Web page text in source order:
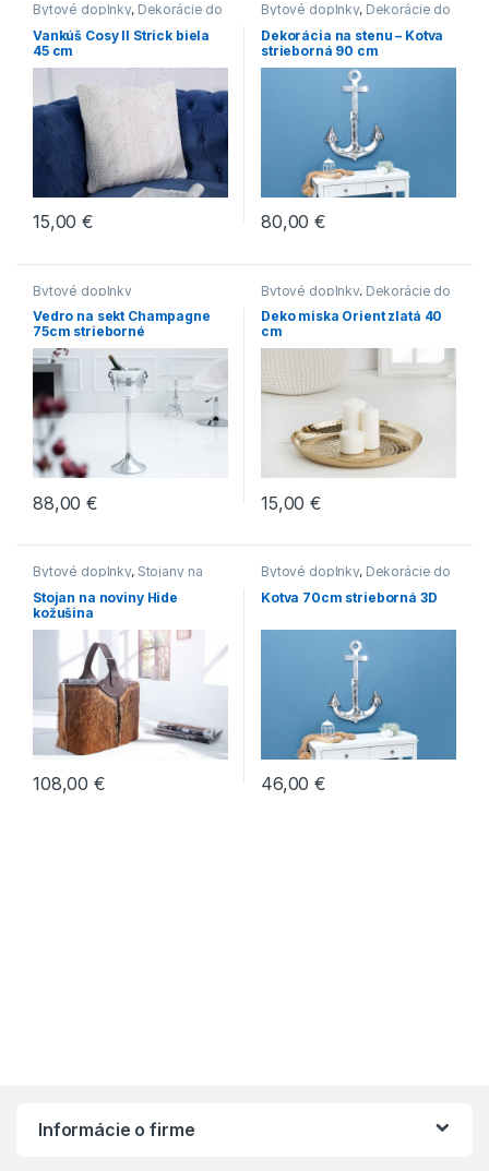
Bytové doplnky, Dekorácie do
bytu
Vankúš Cosy II Strick biela
45 cm
15,00€
Bytové doplnky, Dekorácie do
bytu
Dekorácia na stenu – Kotva
strieborná 90 cm
80,00€
Bytové doplnky
Vedro na sekt Champagne
75cm strieborné
88,00€
Bytové doplnky, Dekorácie do
bytu
Deko miska Orient zlatá 40
cm
15,00€
Bytové doplnky, Stojany na
časopisy
Stojan na noviny Hide
kožušina
108,00€
Bytové doplnky, Dekorácie do
bytu
Kotva 70cm strieborná 3D
46,00€
Informácie o firme